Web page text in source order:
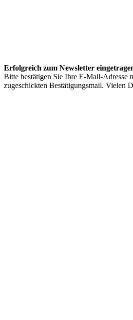
Erfolgreich zum Newsletter
Bitte bestätigen Sie Ihre E-Mail-Adresse
zugeschickten Bestätigungsmail. Vielen